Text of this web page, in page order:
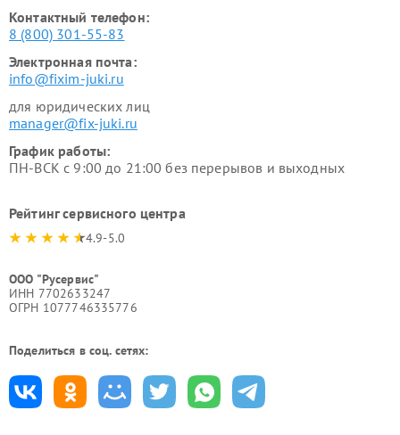
Контактный телефон:
8 (800) 301-55-83
Электронная почта:
info@fixim-juki.ru
для юридических лиц
manager@fix-juki.ru
График работы:
ПН-ВСК с 9:00 до 21:00 без перерывов и выходных
Рейтинг сервисного центра
4.9-5.0
ООО "Русервис"
ИНН 7702633247
ОГРН 1077746335776
Поделиться в соц. сетях: